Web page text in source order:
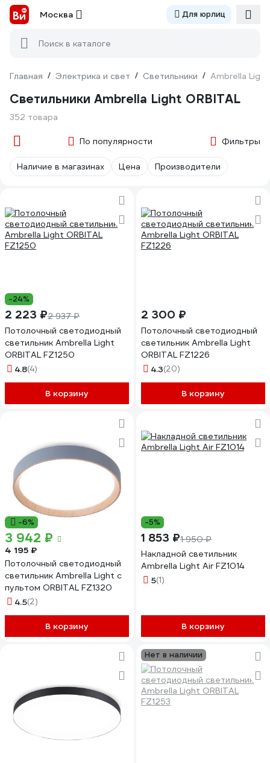
Москва Для юрлиц
Поиск в каталоге
Главная / Электрика и свет / Светильники / Ambrella Light
Светильники Ambrella Light ORBITAL
352 товара
По популярности Фильтры
Наличие в магазинах Цена Производители
-24%
2 223 ₽2 937 ₽
Потолочный светодиодный
светильник Ambrella Light
ORBITAL FZ1250
4.8(4)
В корзину
2 300 ₽
Потолочный светодиодный
светильник Ambrella Light
ORBITAL FZ1226
4.3(20)
В корзину
-6%
3 942 ₽
4 195 ₽
Потолочный светодиодный
светильник Ambrella Light с
пультом ORBITAL FZ1320
4.5(2)
В корзину
-5%
1 853 ₽1 950 ₽
Накладной светильник
Ambrella Light Air FZ1014
5(1)
В корзину
Нет в наличии